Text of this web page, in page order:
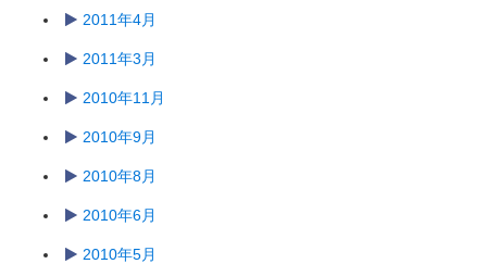
2011年4月
2011年3月
2010年11月
2010年9月
2010年8月
2010年6月
2010年5月